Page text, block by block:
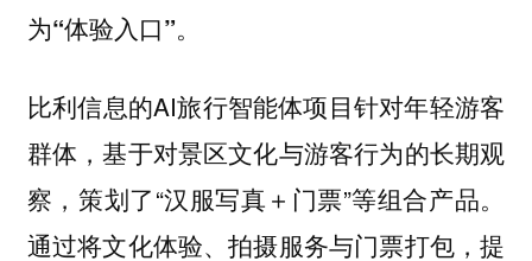
为“体验入口”。
比利信息的AI旅行智能体项目针对年轻游客
群体，基于对景区文化与游客行为的长期观
察，策划了“汉服写真＋门票”等组合产品。
通过将文化体验、拍摄服务与门票打包，提